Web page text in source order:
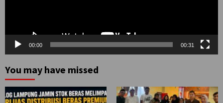
00:00 00:31
You may have missed